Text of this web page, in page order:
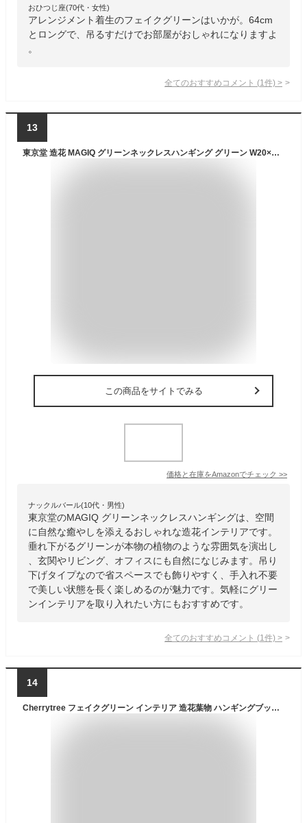
おひつじ座(70代・女性)
アレンジメント着生のフェイクグリーンはいかが。64cm
とロングで、吊るすだけでお部屋がおしゃれになりますよ
。
全てのおすすめコメント (1 件) >
13
東京堂 造花 MAGIQ グリーンネックレスハンギング グリーン W20×H35×tH60㎝ 鉢Φ8×H6㎝ FZ000125-zzz
この商品をサイトでみる
価格と在庫をAmazonでチェック >>
ナックルバール(10代・男性)
東京堂のMAGIQ グリーンネックレスハンギングは、空間
に自然な癒やしを添えるおしゃれな造花インテリアです。
垂れ下がるグリーンが本物の植物のような雰囲気を演出し
、玄関やリビング、オフィスにも自然になじみます。吊り
下げタイプなので省スペースでも飾りやすく、手入れ不要
で美しい状態を長く楽しめるのが魅力です。気軽にグリー
ンインテリアを取り入れたい方にもおすすめです。
全てのおすすめコメント (1 件) >
14
Cherrytree フェイクグリーン インテリア 造花葉物 ハンギングブッシュ スパニッシュモス 苔 2点セット入り